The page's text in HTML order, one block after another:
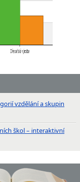
vzdělání a skupin
škol – interaktivní